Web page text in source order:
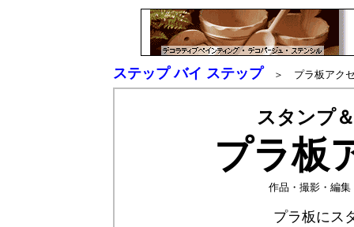
ステップ バイ ステップ ＞ プラ板アクセ
スタンプ
プラ板
作品・撮影・編集
プラ板にス